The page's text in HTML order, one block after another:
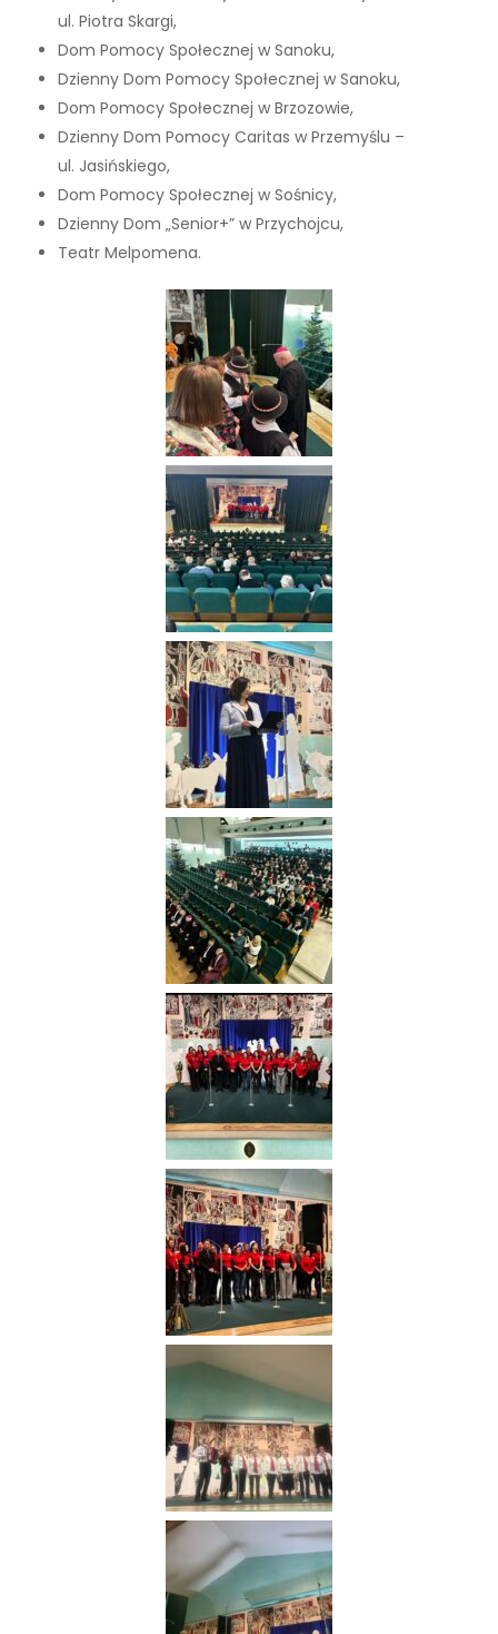
ul. Piotra Skargi,
Dom Pomocy Społecznej w Sanoku,
Dzienny Dom Pomocy Społecznej w Sanoku,
Dom Pomocy Społecznej w Brzozowie,
Dzienny Dom Pomocy Caritas w Przemyślu –
ul. Jasińskiego,
Dom Pomocy Społecznej w Sośnicy,
Dzienny Dom „Senior+” w Przychojcu,
Teatr Melpomena.